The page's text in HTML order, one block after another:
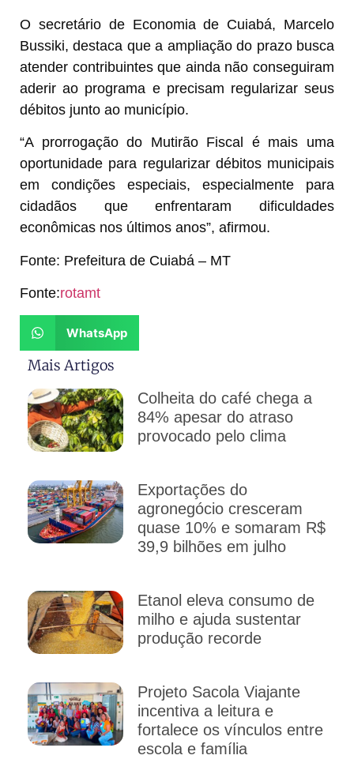
O secretário de Economia de Cuiabá, Marcelo
Bussiki, destaca que a ampliação do prazo busca
atender contribuintes que ainda não conseguiram
aderir ao programa e precisam regularizar seus
débitos junto ao município.
“A prorrogação do Mutirão Fiscal é mais uma
oportunidade para regularizar débitos municipais
em condições especiais, especialmente para
cidadãos que enfrentaram dificuldades
econômicas nos últimos anos”, afirmou.
Fonte: Prefeitura de Cuiabá – MT
Fonte:rotamt
WhatsApp
Mais Artigos
Colheita do café chega a
84% apesar do atraso
provocado pelo clima
Exportações do
agronegócio cresceram
quase 10% e somaram R$
39,9 bilhões em julho
Etanol eleva consumo de
milho e ajuda sustentar
produção recorde
Projeto Sacola Viajante
incentiva a leitura e
fortalece os vínculos entre
escola e família